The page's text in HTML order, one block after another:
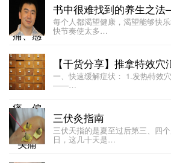
书中很难找到的养生之
每个人都渴望健康，渴望能够快
快节奏使太多…
【干货分享】推拿特效穴
一、快速缓解症状： 1.发热特
——…
三伏灸指南
三伏天指的是夏至过后第三、四
日，这几十天是…